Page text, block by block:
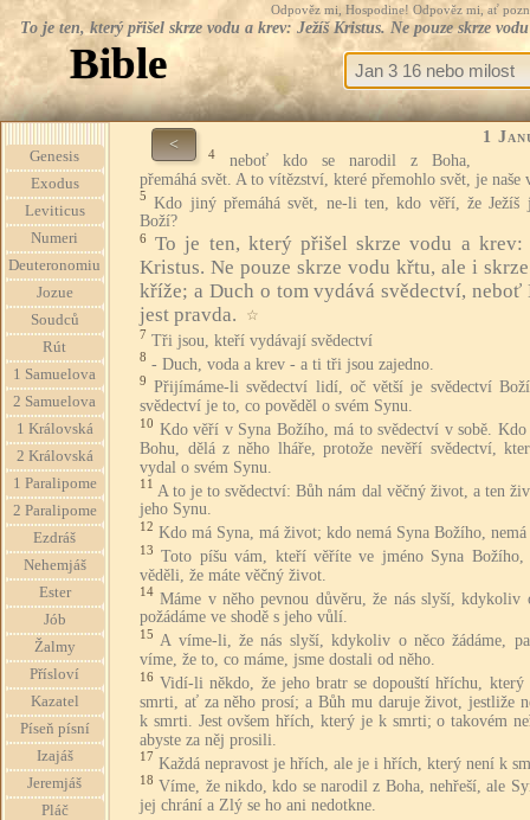
Odpověz mi, Hospodine! Odpověz mi, ať
To je ten, který přišel skrze vodu a krev: Ježíš Kristus. Ne pouze skrze
Bible
Genesis
Exodus
Leviticus
Numeri
Deuteronomiu
Jozue
Soudců
Rút
1 Samuelova
2 Samuelova
1 Královská
2 Královská
1 Paralipome
2 Paralipome
Ezdráš
Nehemjáš
Ester
Jób
Žalmy
Přísloví
Kazatel
Píseň písní
Izajáš
Jeremjáš
Pláč
< 1
4
neboť kdo se narodil z Boha,
přemáhá svět. A to vítězství, které přemohlo svět, je naše
5
Kdo jiný přemáhá svět, ne-li ten, kdo věří, že Ježíš
Boží?
6
To je ten, který přišel skrze vodu a krev:
Kristus. Ne pouze skrze vodu křtu, ale i
kříže; a Duch o tom vydává svědectví, neboť
jest pravda.
☆
7 Tři jsou, kteří vydávají svědectví
8 - Duch, voda a krev - a ti tři jsou zajedno.
9
Přijímáme-li svědectví lidí, oč větší je svědectví
svědectví je to, co pověděl o svém Synu.
10 Kdo věří v Syna Božího, má to svědectví v sobě. Kdo
Bohu, dělá z něho lháře, protože nevěří svědectví,
vydal o svém Synu.
11 A to je to svědectví: Bůh nám dal věčný život, a ten
jeho Synu.
12 Kdo má Syna, má život; kdo nemá Syna Božího,
13
Toto píšu vám, kteří věříte ve jméno Syna Božího,
věděli, že máte věčný život.
14 Máme v něho pevnou důvěru, že nás slyší, kdykoliv
požádáme ve shodě s jeho vůlí.
15 A víme-li, že nás slyší, kdykoliv o něco žádáme,
víme, že to, co máme, jsme dostali od něho.
16 Vidí-li někdo, že jeho bratr se dopouští hříchu, který
smrti, ať za něho prosí; a Bůh mu daruje život, jestliže
k smrti. Jest ovšem hřích, který je k smrti; o takovém
abyste za něj prosili.
17 Každá nepravost je hřích, ale je i hřích, který není k
18 Víme, že nikdo, kdo se narodil z Boha, nehřeší, ale
jej chrání a Zlý se ho ani nedotkne.